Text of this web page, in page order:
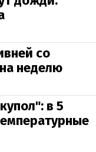
со
неделю
в 5